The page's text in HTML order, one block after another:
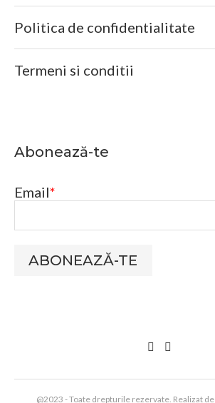
Politica de confidentialitate
Termeni si conditii
Abonează-te
Email*
ABONEAZĂ-TE
@2023 - Toate drepturile rezervate. Realizat de